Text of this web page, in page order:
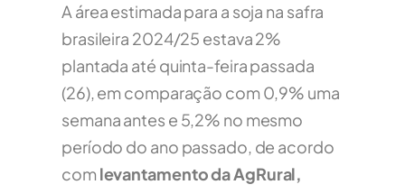
A área estimada para a soja na safra
brasileira 2024/25 estava 2%
plantada até quinta-feira passada
(26), em comparação com 0,9% uma
semana antes e 5,2% no mesmo
período do ano passado, de acordo
com levantamento da AgRural,